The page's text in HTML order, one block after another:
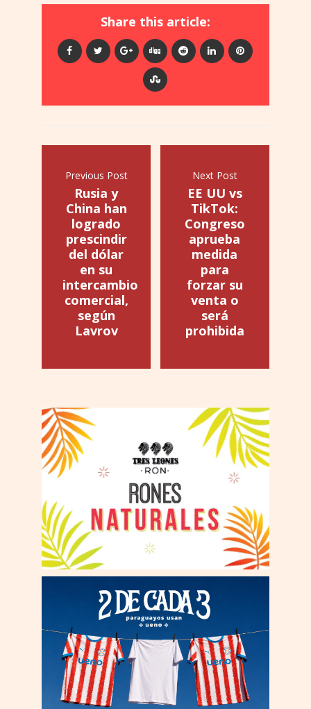
Share this article:
Previous Post
Rusia y
China han
logrado
prescindir
del dólar
en su
intercambio
comercial,
según
Lavrov
Next Post
EE UU vs
TikTok:
Congreso
aprueba
medida
para
forzar su
venta o
será
prohibida